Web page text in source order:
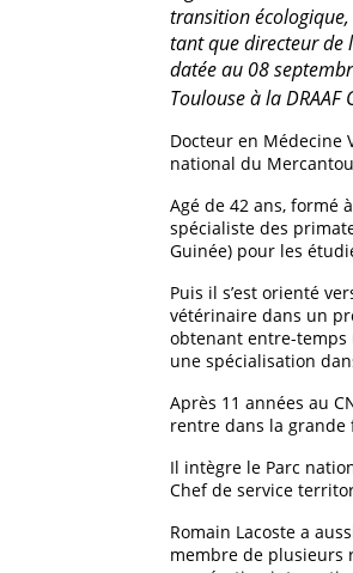
transition
tant que directeur de
datée au 08
Toulouse à la
Docteur en Médecine
national du
Agé de 42 ans, formé
spécialiste des
Guinée) pour les
Puis il s’est orienté
vétérinaire dans un
obtenant entre-temps
une spécialisation
Après 11 années au
rentre dans la
Il intègre le Parc
Chef de service
Romain Lacoste a
membre de plusieurs